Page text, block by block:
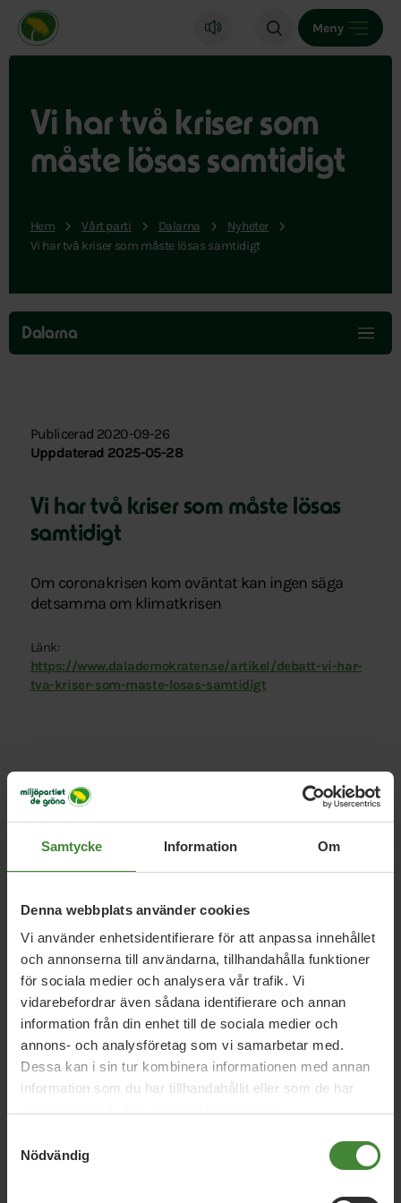
Samtycke Information Om
Denna webbplats använder cookies
Vi använder enhetsidentifierare för att anpassa innehållet
och annonserna till användarna, tillhandahålla funktioner
för sociala medier och analysera vår trafik. Vi
vidarebefordrar även sådana identifierare och annan
information från din enhet till de sociala medier och
annons- och analysföretag som vi samarbetar med.
Dessa kan i sin tur kombinera informationen med annan
information som du har tillhandahållit eller som de har
Nödvändig
Miljöpartiet de gröna, startsida
Meny
Vi har två kriser som
måste lösas samtidigt
Hem Vårt parti Dalarna
Nyheter
Vi har två kriser som måste lösas samtidigt
Hoppa
över
menyn
Dalarna
Publicerad 2020-09-26
Uppdaterad 2025-05-28
Vi har två kriser som måste lösas
samtidigt
Om coronakrisen kom oväntat kan ingen säga
detsamma om klimatkrisen
Länk:
https://www.dalademokraten.se/artikel/debatt-vi-har-
tva-kriser-som-maste-losas-samtidigt
Relaterade nyheter
Amelia Sporre och Maya Rantamäki är
språkrör för Grön Ungdom Dalarna!
Dalarna, 5 december 2025
Pressmeddelande: Införande av Cosmic i
Region Dalarna – ett stort politiskt
misslyckande